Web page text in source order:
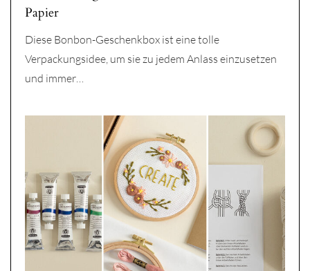
Papier
Diese Bonbon-Geschenkbox ist eine tolle
Verpackungsidee, um sie zu jedem Anlass einzusetzen
und immer…